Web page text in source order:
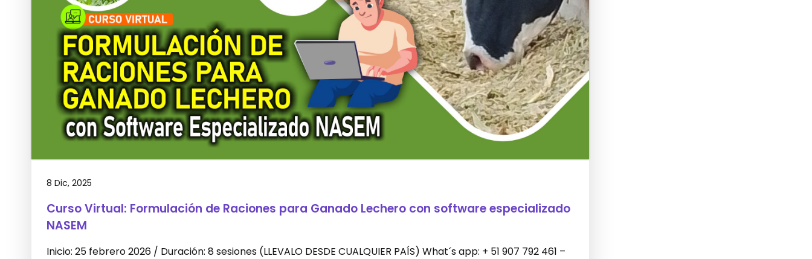
8 Dic, 2025
Curso Virtual: Formulación de Raciones para Ganado Lechero con software especializado
NASEM
Inicio: 25 febrero 2026 / Duración: 8 sesiones (LLEVALO DESDE CUALQUIER PAÍS) What´s app: + 51 907 792 461 –